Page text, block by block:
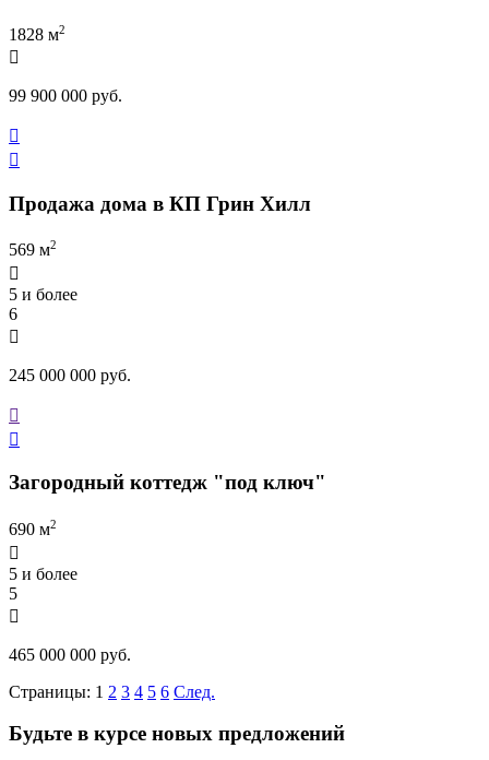
1828 м2

99 900 000 руб.


Продажа дома в КП Грин Хилл
569 м2

5 и более
6

245 000 000 руб.


Загородный коттедж "под ключ"
690 м2

5 и более
5

465 000 000 руб.
Страницы: 1 2 3 4 5 6 След.
Будьте в курсе новых предложений